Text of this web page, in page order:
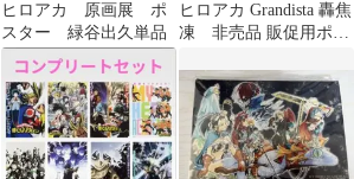
ヒロアカ 原画展 ポ
スター 緑谷出久単品
ヒロアカ Grandista 轟焦
凍 非売品 販促用ポス